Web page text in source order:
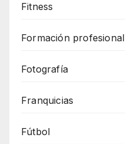
Fitness
Formación profesional
Fotografía
Franquicias
Fútbol